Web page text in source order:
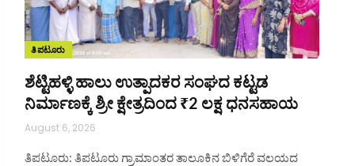
ತಿಪಟೂರು
ಶೆಟ್ಟಿಹಳ್ಳಿ ಹಾಲು ಉತ್ಪಾದಕರ ಸಂಘದ ಕಟ್ಟಡ
ನಿರ್ಮಾಣಕ್ಕೆ ಶ್ರೀ ಕ್ಷೇತ್ರದಿಂದ ₹2 ಲಕ್ಷ ಧನಸಹಾಯ
August 6, 2026
ತಿಪಟೂರು: ತಿಪಟೂರು ಗ್ರಾಮಾಂತರ ತಾಲೂಕಿನ ಬಿಳಿಗೆರೆ ವಲಯದ